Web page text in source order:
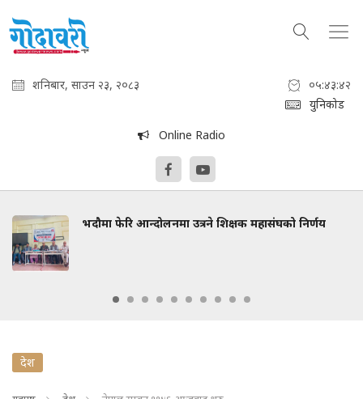
शनिबार, साउन २३, २०८३
०५:४३:४३
युनिकोड
Online Radio
भदौमा फेरि आन्दोलनमा उत्रने शिक्षक महासंघको निर्णय
देश